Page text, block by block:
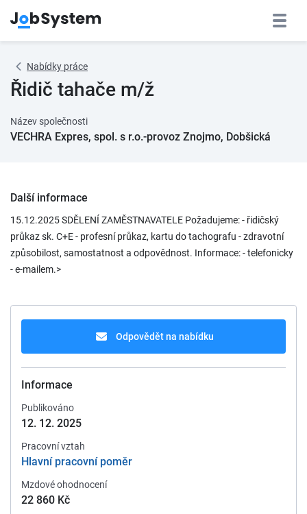
Nabídky práce
Řidič tahače m/ž
Název společnosti
VECHRA Expres, spol. s r.o.-provoz Znojmo, Dobšická
Další informace
15.12.2025 SDĚLENÍ ZAMĚSTNAVATELE Požadujeme: - řidičský
průkaz sk. C+E - profesní průkaz, kartu do tachografu - zdravotní
způsobilost, samostatnost a odpovědnost. Informace: - telefonicky
- e-mailem.>
Odpovědět na nabídku
Informace
Publikováno
12. 12. 2025
Pracovní vztah
Hlavní pracovní poměr
Mzdové ohodnocení
22 860 Kč